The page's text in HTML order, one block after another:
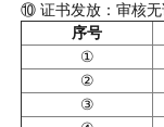
⑩ 证书发放：审核无
序号
①
②
③